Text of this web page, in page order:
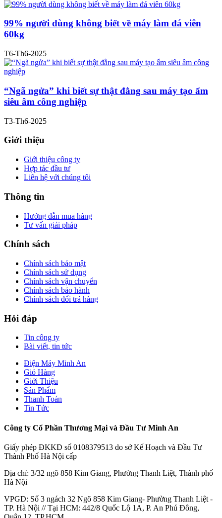
99% người dùng không biết về máy làm đá viên
60kg
T6-Th6-2025
“Ngã ngửa” khi biết sự thật đằng sau máy tạo ẩm
siêu âm công nghiệp
T3-Th6-2025
Giới thiệu
Giới thiệu công ty
Hợp tác đầu tư
Liên hệ với chúng tôi
Thông tin
Hướng dẫn mua hàng
Tư vấn giải pháp
Chính sách
Chính sách bảo mật
Chính sách sử dụng
Chính sách vận chuyển
Chính sách bảo hành
Chính sách đổi trả hàng
Hỏi đáp
Tin công ty
Bài viết, tin tức
Điện Máy Minh An
Giỏ Hàng
Giới Thiệu
Sản Phẩm
Thanh Toán
Tin Tức
Công ty Cổ Phần Thương Mại và Đầu Tư Minh An
Giấy phép ĐKKD số 0108379513 do sở Kế Hoạch và Đầu Tư
Thành Phố Hà Nội cấp
Địa chỉ: 3/32 ngõ 858 Kim Giang, Phường Thanh Liệt, Thành phố
Hà Nội
VPGD: Số 3 ngách 32 Ngõ 858 Kim Giang- Phường Thanh Liệt -
TP. Hà Nội // Tại HCM: 442/8 Quốc Lộ 1A, P. An Phú Đông,